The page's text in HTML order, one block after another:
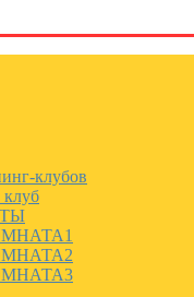
клубов